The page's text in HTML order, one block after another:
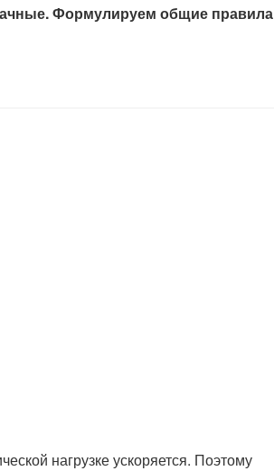
Формулируем общие правила
нагрузке ускоряется. Поэтому